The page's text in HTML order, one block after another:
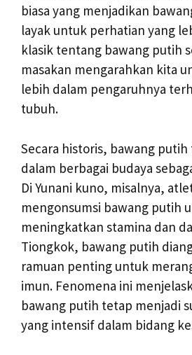
biasa yang menjadikan
layak untuk perhatian yang
klasik tentang bawang putih
masakan mengarahkan kita
lebih dalam pengaruhnya
tubuh.
Secara historis, bawang
dalam berbagai budaya
Di Yunani kuno, misalnya,
mengonsumsi bawang putih
meningkatkan stamina dan
Tiongkok, bawang putih
ramuan penting untuk
imun. Fenomena ini
bawang putih tetap menjadi
yang intensif dalam bidang